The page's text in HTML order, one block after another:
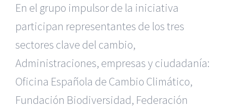
En el grupo impulsor de la iniciativa
participan representantes de los tres
sectores clave del cambio,
Administraciones, empresas y ciudadanía:
Oficina Española de Cambio Climático,
Fundación Biodiversidad, Federación